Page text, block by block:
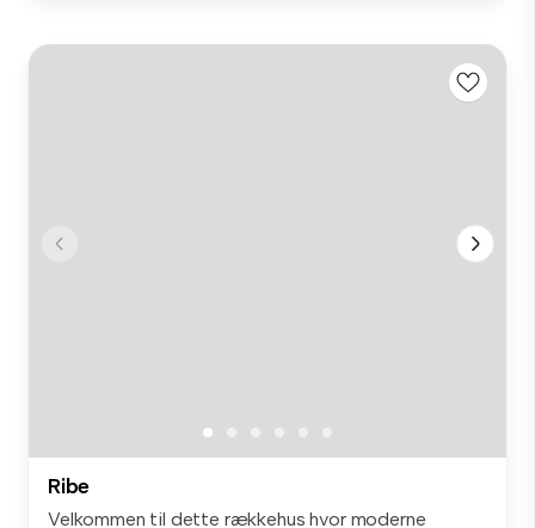
Ribe
Velkommen til dette rækkehus hvor moderne